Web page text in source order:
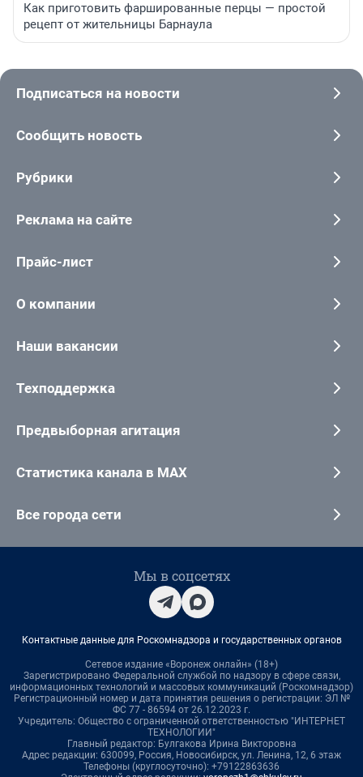
Как приготовить фаршированные перцы — простой
рецепт от жительницы Барнаула
Подписаться на новости
Сообщить новость
Рубрики
Реклама на сайте
Прайс-лист
О компании
Наши вакансии
Техподдержка
Предвыборная агитация
Статистика канала в MAX
Все города сети
Мы в соцсетях
Контактные данные для Роскомнадзора и государственных органов
Сетевое издание «Воронеж онлайн» (18+)
Зарегистрировано Федеральной службой по надзору в сфере связи,
информационных технологий и массовых коммуникаций (Роскомнадзор)
Регистрационный номер и дата принятия решения о регистрации: ЭЛ №
ФС 77 - 86594 от 26.12.2023 г.
Учредитель: Общество с ограниченной ответственностью "ИНТЕРНЕТ
ТЕХНОЛОГИИ"
Главный редактор: Булгакова Ирина Викторовна
Адрес редакции: 630099, Россия, Новосибирск, ул. Ленина, 12, 6 этаж
Телефоны (круглосуточно): +79122863636